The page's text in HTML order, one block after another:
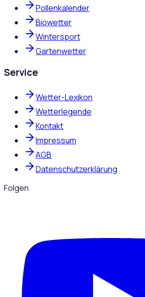
Pollenkalender
Biowetter
Wintersport
Gartenwetter
Service
Wetter-Lexikon
Wetterlegende
Kontakt
Impressum
AGB
Datenschutzerklärung
Folgen